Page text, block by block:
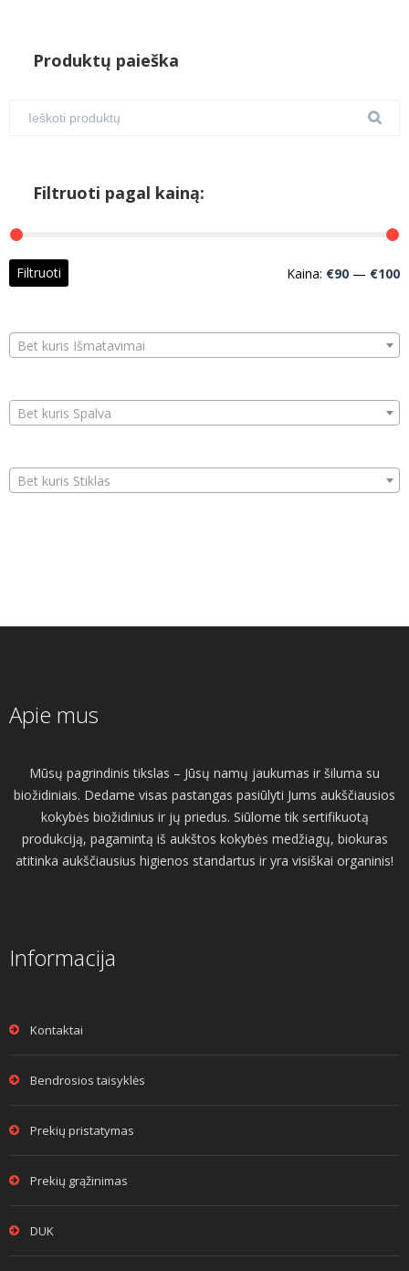
Produktų paieška
Filtruoti pagal kainą:
Filtruoti Kaina: €90 — €100
Bet kuris Išmatavimai
Bet kuris Spalva
Bet kuris Stiklas
Apie mus
Mūsų pagrindinis tikslas – Jūsų namų jaukumas ir šiluma su
biožidiniais. Dedame visas pastangas pasiūlyti Jums aukščiausios
kokybės biožidinius ir jų priedus. Siūlome tik sertifikuotą
produkciją, pagamintą iš aukštos kokybės medžiagų, biokuras
atitinka aukščiausius higienos standartus ir yra visiškai organinis!
Informacija
Kontaktai
Bendrosios taisyklės
Prekių pristatymas
Prekių grąžinimas
DUK